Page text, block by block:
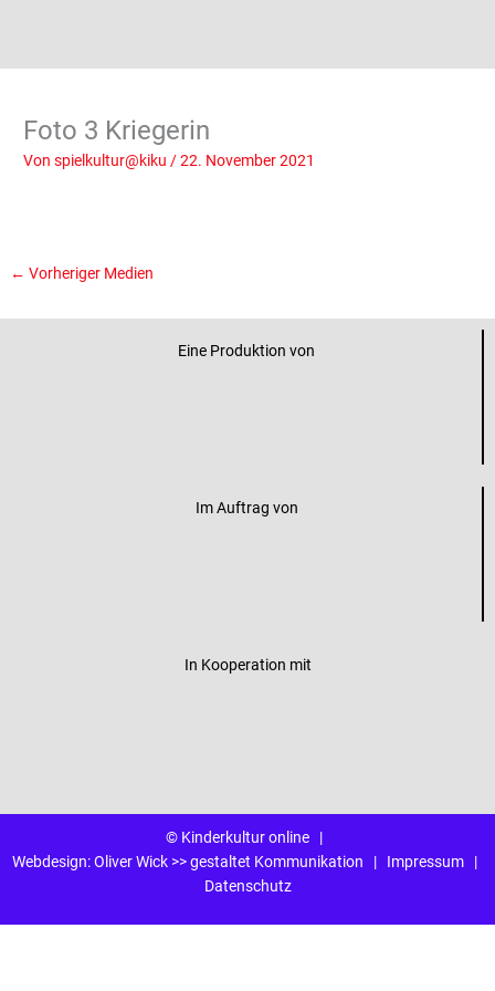
Foto 3 Kriegerin
Vonspielkultur@kiku/22. November 2021
← Vorheriger Medien
Eine Produktion von
Im Auftrag von
In Kooperation mit
© Kinderkultur online |
Webdesign:Oliver Wick >> gestaltet Kommunikation | Impressum|
Datenschutz